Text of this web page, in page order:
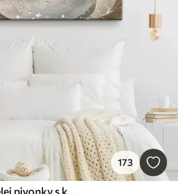
173
Detailný záber na kvet bielej pivonky s kvapôčkami vody na okvetných lístkoch na rozostrenom pozadí